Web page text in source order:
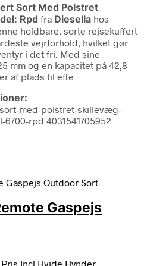
Sort Med Polstret
Rpd fra Diesella hos
holdbare, sorte rejsekuffert
vejrforhold, hvilket gør
i det fri. Med sine
mm og en kapacitet på 42,8
af plads til effe
med-polstret-skillevæg-
rpd 4031541705952
Gaspejs